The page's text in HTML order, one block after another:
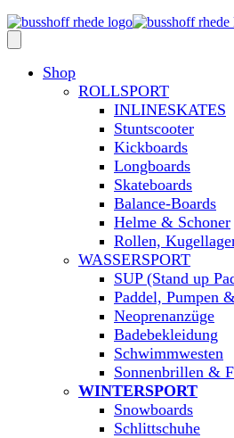
Shop
ROLLSPORT
INLINESKATES
Stuntscooter
Kickboards
Longboards
Skateboards
Balance-Boards
Helme & Schoner
Rollen,
WASSERSPORT
SUP (Stand up
Paddel, Pumpen
Neoprenanzüge
Badebekleidung
Schwimmwesten
Sonnenbrillen &
WINTERSPORT
Snowboards
Schlittschuhe